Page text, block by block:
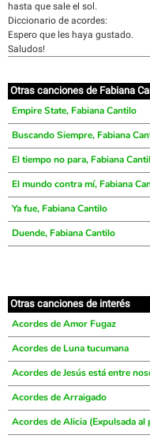
hasta que sale el sol.
Diccionario de acordes:
Espero que les haya gustado.
Saludos!
Otras canciones de Fabiana
Empire State, Fabiana Cantilo
Buscando Siempre, Fabiana
El tiempo no para, Fabiana
El mundo contra mí, Fabiana
Ya fue, Fabiana Cantilo
Duende, Fabiana Cantilo
Otras canciones de interés
Acordes de Amor Fugaz
Acordes de Luna tucumana
Acordes de Jesús está entre
Acordes de Arraigado
Acordes de Alicia (Expulsada al